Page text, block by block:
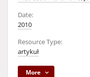
Date:
2010
Resource Type:
artykuł
More